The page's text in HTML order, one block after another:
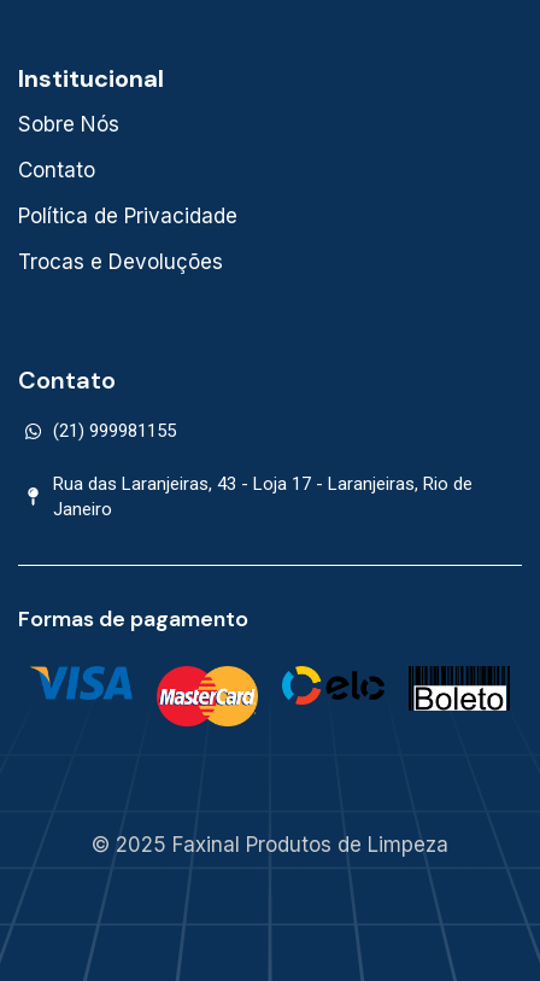
Institucional
Sobre Nós
Contato
Política de Privacidade
Trocas e Devoluções
Contato
(21) 999981155
Rua das Laranjeiras, 43 - Loja 17 - Laranjeiras, Rio de
Janeiro
Formas de pagamento
© 2025 Faxinal Produtos de Limpeza